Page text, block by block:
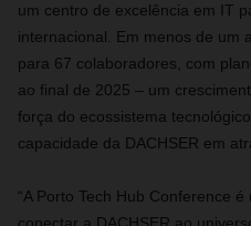
um centro de excelência em IT
internacional. Em menos de um
para 67 colaboradores, com
ao final de 2025 – um
força do ecossistema
capacidade da DACHSER em
“A Porto Tech Hub Conference